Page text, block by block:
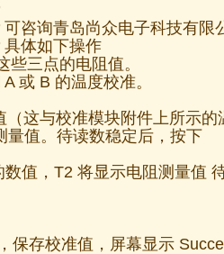
咨询青岛尚众电子科技有限
体如下操作
三点的电阻值。
或 B 的温度校准。
这与校准模块附件上所示的
量值。待读数稳定后，按下
值，T2 将显示电阻测量值
保存校准值，屏幕显示